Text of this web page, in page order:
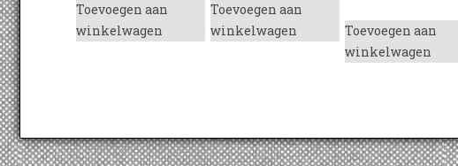
Toevoegen aan
winkelwagen
Toevoegen aan
winkelwagen
Toevoegen aan
winkelwagen